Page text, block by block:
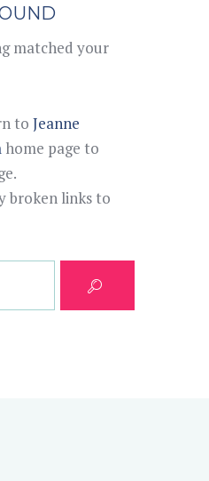
matched your
to Jeanne
home page to
broken links to